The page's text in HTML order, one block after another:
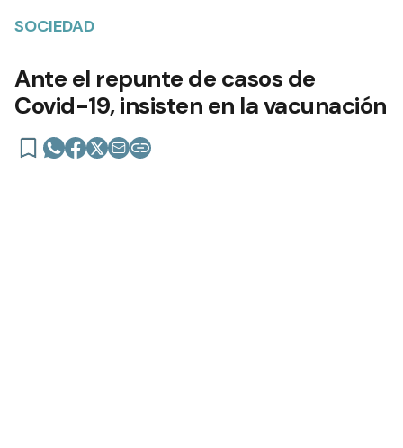
SOCIEDAD
Ante el repunte de casos de
Covid-19, insisten en la vacunación